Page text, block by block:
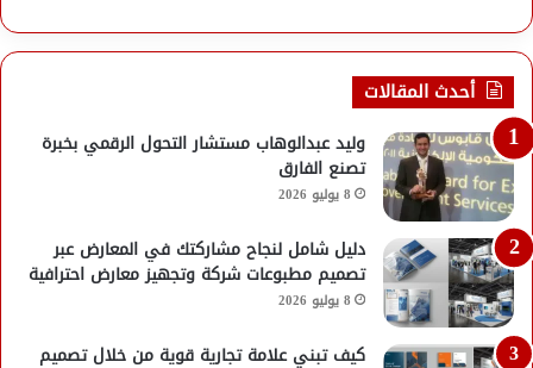
أحدث المقالات
وليد عبدالوهاب مستشار التحول الرقمي بخبرة
تصنع الفارق
8 يوليو 2026
دليل شامل لنجاح مشاركتك في المعارض عبر
تصميم مطبوعات شركة وتجهيز معارض احترافية
8 يوليو 2026
كيف تبني علامة تجارية قوية من خلال تصميم